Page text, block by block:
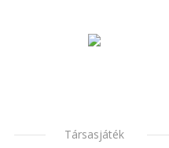
Társasjáték